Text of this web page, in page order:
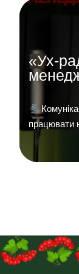
«Ух-
працювати
продажах